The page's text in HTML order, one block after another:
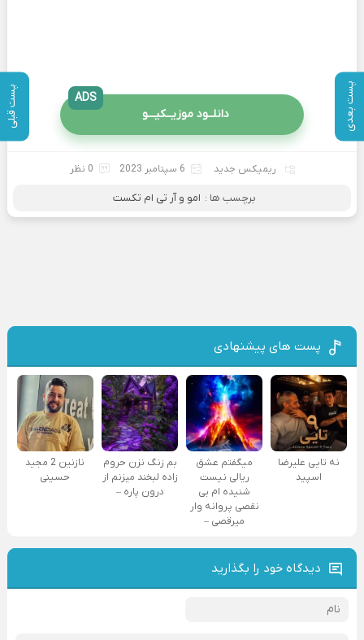
پست بعدی پست قبلی دانلــود موزیــکیـــو
ADS
ریمیکس جدید 6 سپتامبر 2023 0 نظر
برچسب ها : امو و آر تی ام تکست
پست های پیشنهادی
نه تایی علیرضا
اسپید
میگفتم عشق
ریالی نیست
شنیده ام بی
نقصی پروانه وار
میرقصی –
بم زنگ نزن حروم
زاده لبخند میزنم از
درون پاره –
نازنین 2 مجید
حسینی
دیدگاه خود را بگذارید